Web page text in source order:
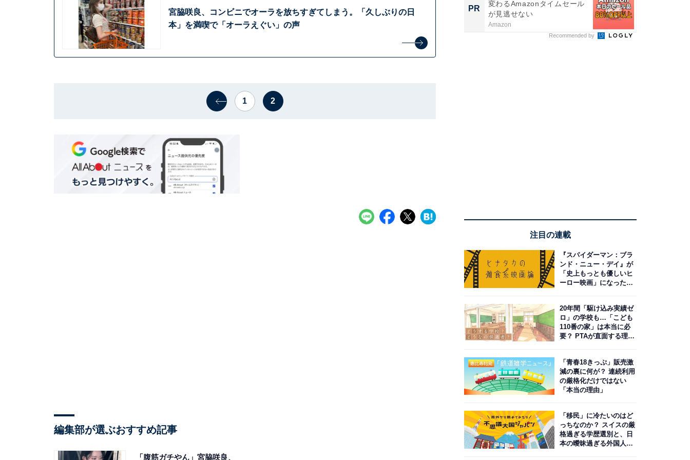
宮脇咲良、コンビニでオーラを放ちすぎてしまう。「久しぶりの日
本」を満喫で「オーラえぐい」の声
1 2
編集部が選ぶおすすめ記事
「腹筋ガチやん」宮脇咲良、
PR
変わるAmazonタイムセール
が見逃せない
Amazon
Recommended by
注目の連載
『スパイダーマン：ブラ
ンド・ニュー・デイ』が
「史上もっとも優しいヒ
ーロー映画」になった理
20年間「駆け込み実績ゼ
ロ」の学校も…「こども
110番の家」は本当に必
要？ PTAが直面する理想
「青春18きっぷ」販売激
減の裏に何が？ 連続利用
の厳格化だけではない
「本当の理由」
「移民」に冷たいのはど
っちなのか？ スイスの厳
格過ぎる学歴選別と、日
本の曖昧過ぎる外国人政